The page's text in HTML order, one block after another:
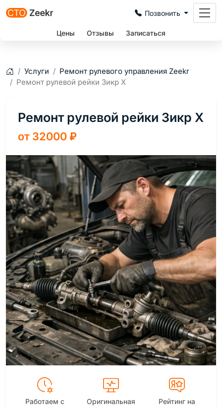
Позвонить
Цены Отзывы Записаться
ГлавнаяУслуги
Ремонт рулевого управления Zeekr
Ремонт рулевой рейки Зикр X
Ремонт рулевой рейки Зикр X
от 32000 ₽
Работаем с
Оригинальная
Рейтинг на